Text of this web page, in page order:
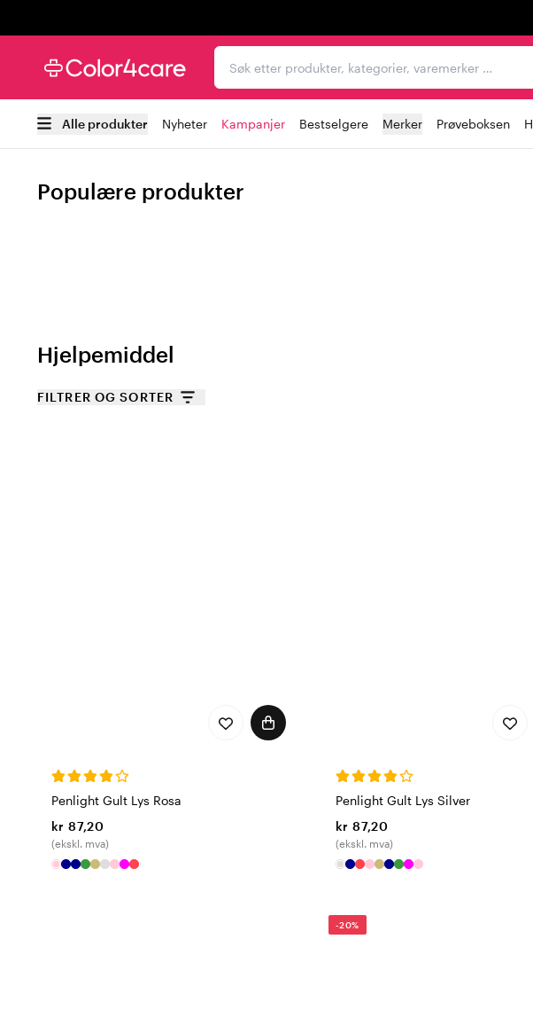
Søk etter produkter, kategorier, varemerker
Alle produkter Nyheter Kampanjer Bestselgere Merker Prøveboksen
Populære produkter
Hjelpemiddel
FILTRER OG SORTER
Penlight Gult Lys Rosa
kr 87,20
(ekskl. mva)
Penlight Gult Lys Silver
kr 87,20
(ekskl. mva)
-20%